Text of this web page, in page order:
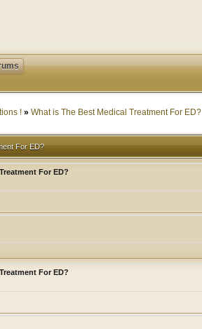
! » What is The Best Medical Treatment For ED?
For ED?
For ED?
For ED?